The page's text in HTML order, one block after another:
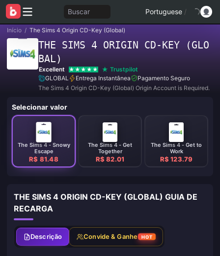
Buscar Portuguese /
Início / The Sims 4 Origin CD-Key (Global)
THE SIMS 4 ORIGIN CD-KEY (GLO
BAL)
Excellent
Trustpilot
GLOBAL
Entrega Instantânea
Pagamento Seguro
The Sims 4 Origin CD-Key (Global) Origin Account is Required.
Selecionar valor
The Sims 4 - Snowy
Escape
R$ 81.48
The Sims 4 - Get
Together
R$ 82.01
The Sims 4 - Get to
Work
R$ 123.79
THE SIMS 4 ORIGIN CD-KEY (GLOBAL) GUIA DE
RECARGA
Descrição Convide & Ganhe HOT